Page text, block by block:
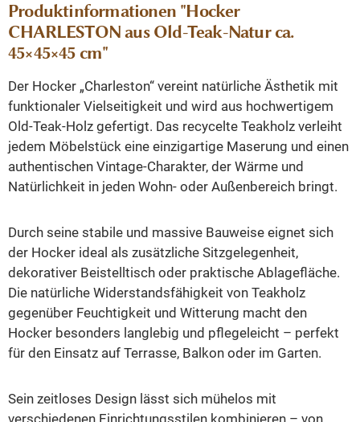
Produktinformationen "Hocker
CHARLESTON aus Old-Teak-Natur ca.
45×45×45 cm"
Der Hocker „Charleston“ vereint natürliche Ästhetik mit
funktionaler Vielseitigkeit und wird aus hochwertigem
Old-Teak-Holz gefertigt. Das recycelte Teakholz verleiht
jedem Möbelstück eine einzigartige Maserung und einen
authentischen Vintage-Charakter, der Wärme und
Natürlichkeit in jeden Wohn- oder Außenbereich bringt.
Durch seine stabile und massive Bauweise eignet sich
der Hocker ideal als zusätzliche Sitzgelegenheit,
dekorativer Beistelltisch oder praktische Ablagefläche.
Die natürliche Widerstandsfähigkeit von Teakholz
gegenüber Feuchtigkeit und Witterung macht den
Hocker besonders langlebig und pflegeleicht – perfekt
für den Einsatz auf Terrasse, Balkon oder im Garten.
Sein zeitloses Design lässt sich mühelos mit